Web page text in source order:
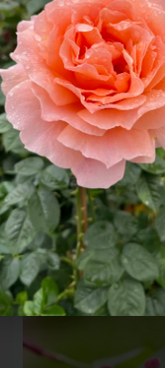
Plantes grimpantes
Clematis Montana
14,90€